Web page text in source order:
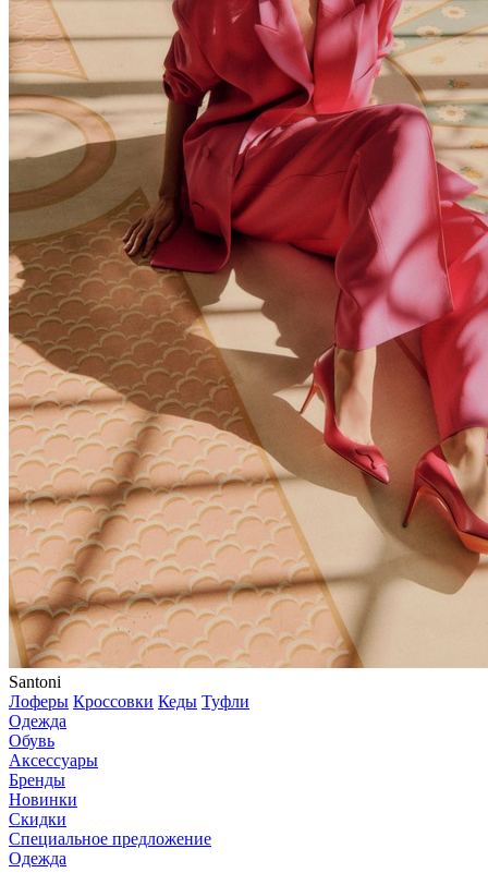
Santoni
Лоферы Кроссовки Кеды Туфли
Одежда
Обувь
Аксессуары
Бренды
Новинки
Скидки
Специальное предложение
Одежда